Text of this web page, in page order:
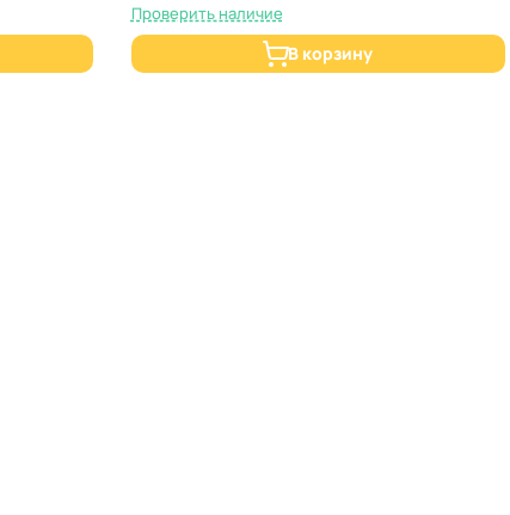
Проверить наличие
В корзину